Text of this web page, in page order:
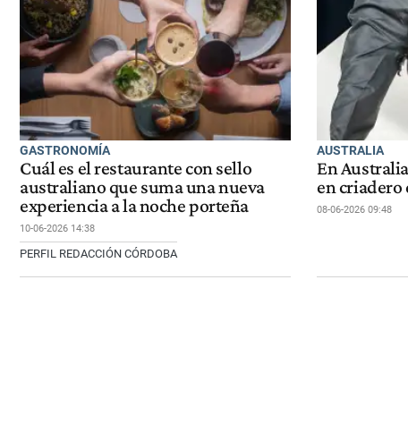
GASTRONOMÍA
Cuál es el restaurante con sello
australiano que suma una nueva
experiencia a la noche porteña
10-06-2026 14:38
PERFIL REDACCIÓN CÓRDOBA
AUSTRALIA
En
en
08-06-2026 09:48